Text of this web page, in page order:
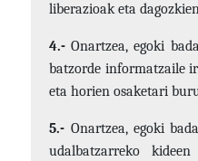
liberazioak eta
4.- Onartzea, egoki
batzorde informatzaile
eta horien osaketari
5.- Onartzea, egoki
udalbatzarreko